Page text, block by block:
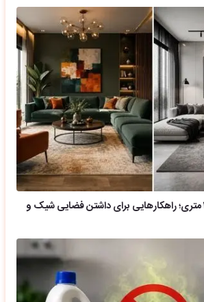
دکوراسیون پذیرایی ۲۵ متری؛ راهکارهایی برای داشتن فضایی شیک و